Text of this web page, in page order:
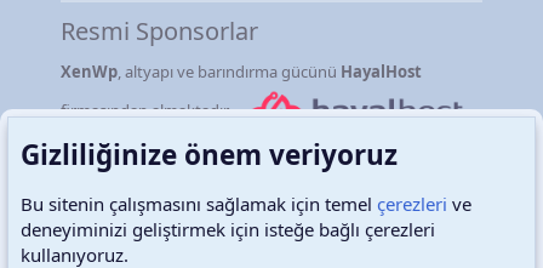
Resmi Sponsorlar
XenWp, altyapı ve barındırma gücünü HayalHost
firmasından almaktadır.
Türkçe (TR) Çerezler
Gizliliğinize önem veriyoruz
Bu sitenin çalışmasını sağlamak için temel çerezleri ve
deneyiminizi geliştirmek için isteğe bağlı çerezleri
kullanıyoruz.